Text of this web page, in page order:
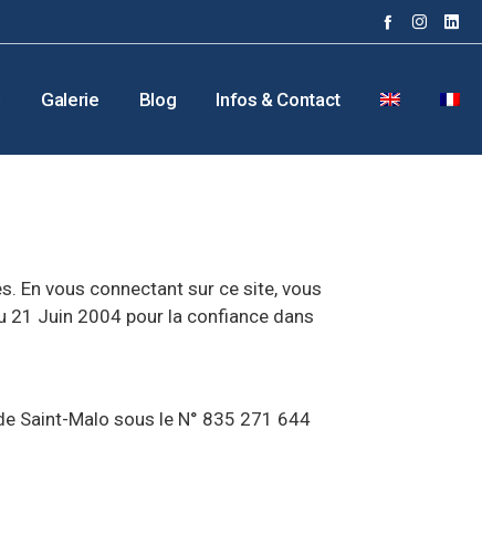
Galerie Blog Infos & Contact
En vous connectant sur ce site, vous
21 Juin 2004 pour la confiance dans
Saint-Malo sous le N° 835 271 644